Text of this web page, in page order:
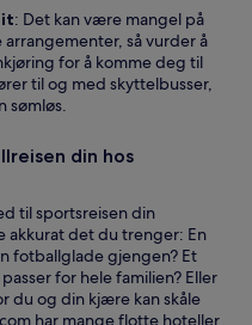
: Det kan være mangel på
så vurder å
for å komme deg til
til og med skyttelbusser,
sømløs.
din hos
til sportsreisen din
akkurat det du trenger: En
fotballglade gjengen? Et
for hele familien? Eller
du og din kjære kan skåle
har mange flotte hoteller